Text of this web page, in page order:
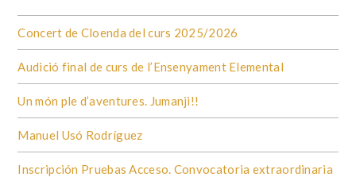
Concert de Cloenda del curs 2025/2026
Audició final de curs de l’Ensenyament Elemental
Un món ple d’aventures. Jumanji!!
Manuel Usó Rodríguez
Inscripción Pruebas Acceso. Convocatoria extraordinaria